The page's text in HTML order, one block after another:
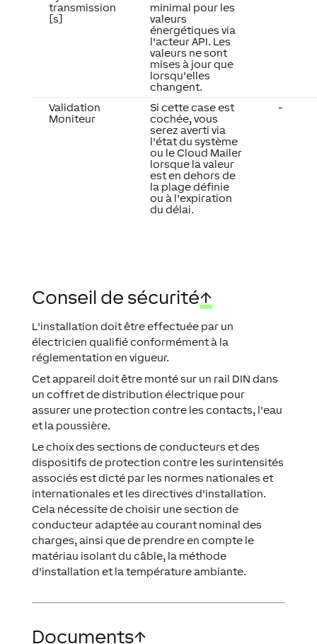
transmission
[s]
minimal pour les
valeurs
énergétiques via
l'acteur API. Les
valeurs ne sont
mises à jour que
lorsqu'elles
changent.
Validation
Moniteur
Si cette case est
cochée, vous
serez averti via
l'état du système
ou le Cloud Mailer
lorsque la valeur
est en dehors de
la plage définie
ou à l'expiration
du délai.
-
Conseil de sécurité↑
L'installation doit être effectuée par un
électricien qualifié conformément à la
réglementation en vigueur.
Cet appareil doit être monté sur un rail DIN dans
un coffret de distribution électrique pour
assurer une protection contre les contacts, l'eau
et la poussière.
Le choix des sections de conducteurs et des
dispositifs de protection contre les surintensités
associés est dicté par les normes nationales et
internationales et les directives d'installation.
Cela nécessite de choisir une section de
conducteur adaptée au courant nominal des
charges, ainsi que de prendre en compte le
matériau isolant du câble, la méthode
d'installation et la température ambiante.
Documents↑